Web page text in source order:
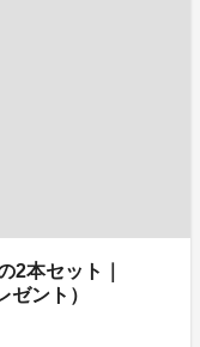
2本セット｜
ント）